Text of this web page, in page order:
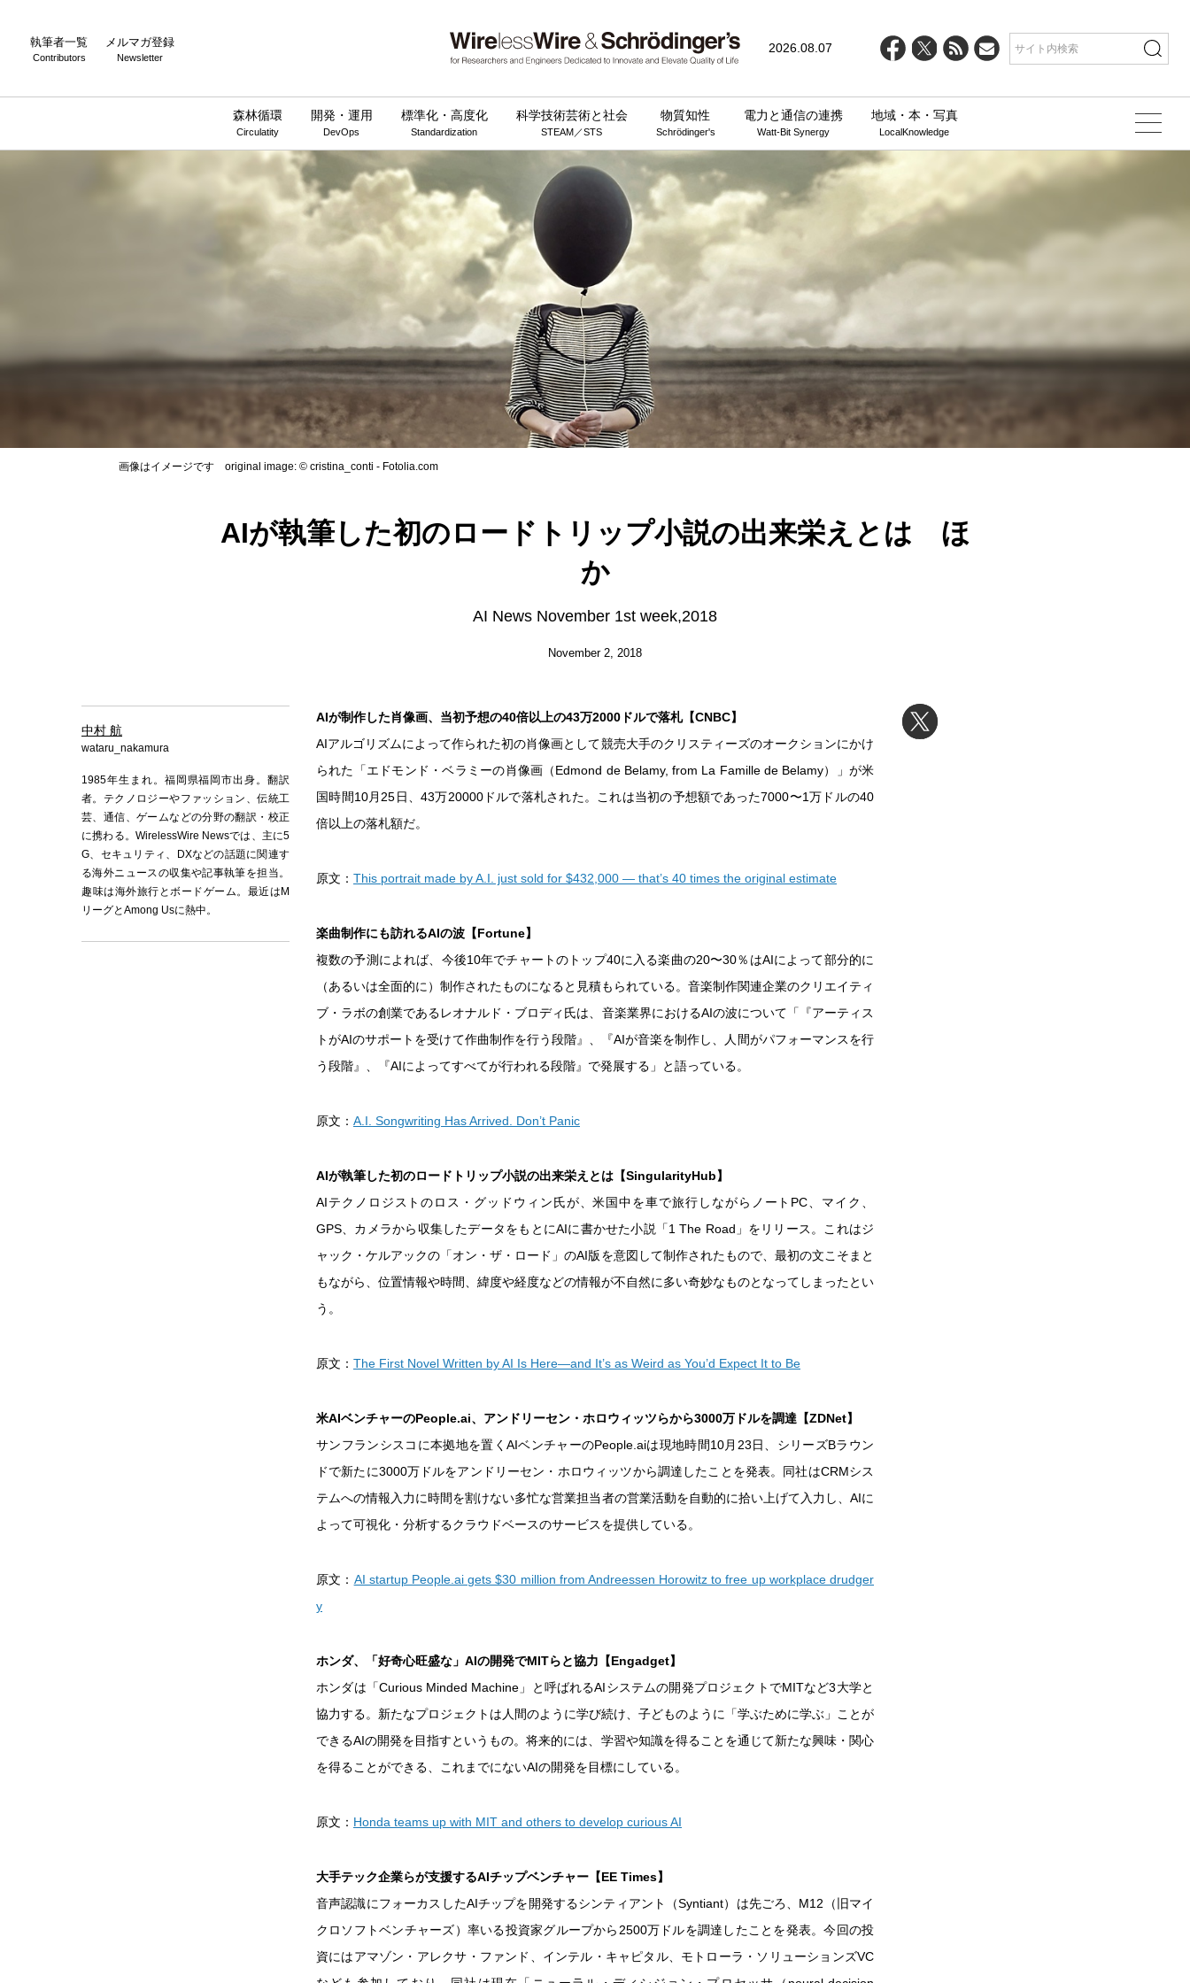
執筆者一覧
Contributors
メルマガ登録
Newsletter
2026.08.07
森林循環
Circulatity
開発・運用
DevOps
標準化・高度化
Standardization
科学技術芸術と社会
STEAM／STS
物質知性
Schrödinger's
電力と通信の連携
Watt-Bit Synergy
地域・本・写真
LocalKnowledge
画像はイメージです original image: © cristina_conti - Fotolia.com
AIが執筆した初のロードトリップ小説の出来栄えとは ほ
か
AI News November 1st week,2018
November 2, 2018
中村 航
wataru_nakamura
1985年生まれ。福岡県福岡市出身。翻訳
者。テクノロジーやファッション、伝統工
芸、通信、ゲームなどの分野の翻訳・校正
に携わる。WirelessWire Newsでは、主に5
G、セキュリティ、DXなどの話題に関連す
る海外ニュースの収集や記事執筆を担当。
趣味は海外旅行とボードゲーム。最近はM
リーグとAmong Usに熱中。
AIが制作した肖像画、当初予想の40倍以上の43万2000ドルで落札【CNBC】
AIアルゴリズムによって作られた初の肖像画として競売大手のクリスティーズのオークションにかけ
られた「エドモンド・ベラミーの肖像画（Edmond de Belamy, from La Famille de Belamy）」が米
国時間10月25日、43万20000ドルで落札された。これは当初の予想額であった7000〜1万ドルの40
倍以上の落札額だ。
原文： This portrait made by A.I. just sold for $432,000 — that’s 40 times the original estimate
楽曲制作にも訪れるAIの波【Fortune】
複数の予測によれば、今後10年でチャートのトップ40に入る楽曲の20〜30％はAIによって部分的に
（あるいは全面的に）制作されたものになると見積もられている。音楽制作関連企業のクリエイティ
ブ・ラボの創業であるレオナルド・ブロディ氏は、音楽業界におけるAIの波について「『アーティス
トがAIのサポートを受けて作曲制作を行う段階』、『AIが音楽を制作し、人間がパフォーマンスを行
う段階』、『AIによってすべてが行われる段階』で発展する」と語っている。
原文： A.I. Songwriting Has Arrived. Don’t Panic
AIが執筆した初のロードトリップ小説の出来栄えとは【SingularityHub】
AIテクノロジストのロス・グッドウィン氏が、米国中を車で旅行しながらノートPC、マイク、
GPS、カメラから収集したデータをもとにAIに書かせた小説「1 The Road」をリリース。これはジ
ャック・ケルアックの「オン・ザ・ロード」のAI版を意図して制作されたもので、最初の文こそまと
もながら、位置情報や時間、緯度や経度などの情報が不自然に多い奇妙なものとなってしまったとい
う。
原文： The First Novel Written by AI Is Here—and It’s as Weird as You’d Expect It to Be
米AIベンチャーのPeople.ai、アンドリーセン・ホロウィッツらから3000万ドルを調達【ZDNet】
サンフランシスコに本拠地を置くAIベンチャーのPeople.aiは現地時間10月23日、シリーズBラウン
ドで新たに3000万ドルをアンドリーセン・ホロウィッツから調達したことを発表。同社はCRMシス
テムへの情報入力に時間を割けない多忙な営業担当者の営業活動を自動的に拾い上げて入力し、AIに
よって可視化・分析するクラウドベースのサービスを提供している。
原文： AI startup People.ai gets $30 million from Andreessen Horowitz to free up workplace drudger
y
ホンダ、「好奇心旺盛な」AIの開発でMITらと協力【Engadget】
ホンダは「Curious Minded Machine」と呼ばれるAIシステムの開発プロジェクトでMITなど3大学と
協力する。新たなプロジェクトは人間のように学び続け、子どものように「学ぶために学ぶ」ことが
できるAIの開発を目指すというもの。将来的には、学習や知識を得ることを通じて新たな興味・関心
を得ることができる、これまでにないAIの開発を目標にしている。
原文： Honda teams up with MIT and others to develop curious AI
大手テック企業らが支援するAIチップベンチャー【EE Times】
音声認識にフォーカスしたAIチップを開発するシンティアント（Syntiant）は先ごろ、M12（旧マイ
クロソフトベンチャーズ）率いる投資家グループから2500万ドルを調達したことを発表。今回の投
資にはアマゾン・アレクサ・ファンド、インテル・キャピタル、モトローラ・ソリューションズVC